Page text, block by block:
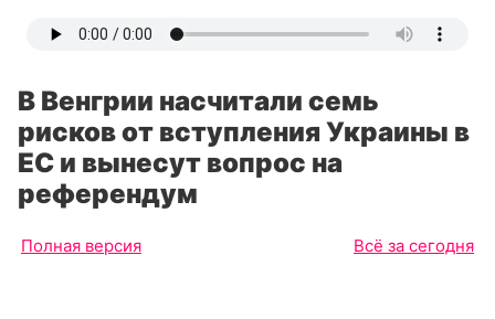
В Венгрии насчитали семь
рисков от вступления Украины в
ЕС и вынесут вопрос на
референдум
Полная версия Всё за сегодня